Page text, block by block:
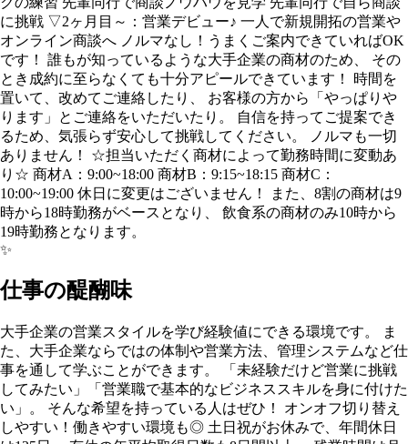
に挑戦 ▽2ヶ月目～：営業デビュー♪ 一人で新規開拓の営業や
オンライン商談へ ノルマなし！うまくご案内できていればOK
です！ 誰もが知っているような大手企業の商材のため、 その
とき成約に至らなくても十分アピールできています！ 時間を
置いて、改めてご連絡したり、 お客様の方から「やっぱりや
ります」とご連絡をいただいたり。 自信を持ってご提案でき
るため、気張らず安心して挑戦してください。 ノルマも一切
ありません！ ☆担当いただく商材によって勤務時間に変動あ
り☆ 商材A：9:00~18:00 商材B：9:15~18:15 商材C：
10:00~19:00 休日に変更はございません！ また、8割の商材は9
時から18時勤務がベースとなり、 飲食系の商材のみ10時から
19時勤務となります。
✨
仕事の醍醐味
大手企業の営業スタイルを学び経験値にできる環境です。 ま
た、大手企業ならではの体制や営業方法、管理システムなど仕
事を通して学ぶことができます。 「未経験だけど営業に挑戦
してみたい」「営業職で基本的なビジネススキルを身に付けた
い」。 そんな希望を持っている人はぜひ！ オンオフ切り替え
しやすい！働きやすい環境も◎ 土日祝がお休みで、年間休日